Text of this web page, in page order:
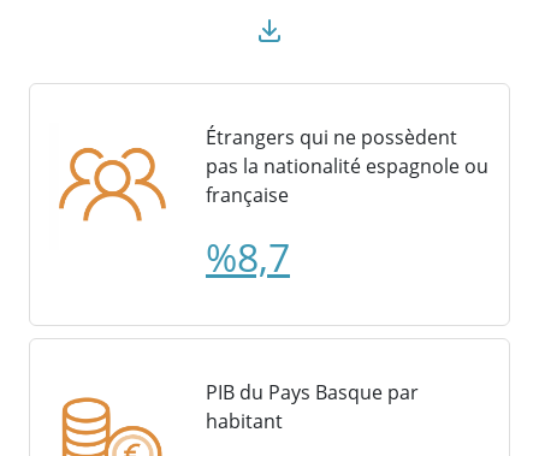
Étrangers qui ne possèdent
pas la nationalité espagnole ou
française
%8,7
PIB du Pays Basque par
habitant